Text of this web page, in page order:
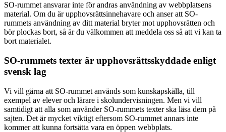
SO-rummet ansvarar inte för andras användning av webbplatsens
material. Om du är upphovsrättsinnehavare och anser att SO-
rummets användning av ditt material bryter mot upphovsrätten och
bör plockas bort, så är du välkommen att meddela oss så att vi kan ta
bort materialet.
SO-rummets texter är upphovsrättsskyddade enligt
svensk lag
Vi vill gärna att SO-rummet används som kunskapskälla, till
exempel av elever och lärare i skolundervisningen. Men vi vill
samtidigt att alla som använder SO-rummets texter ska läsa dem på
sajten. Det är mycket viktigt eftersom SO-rummet annars inte
kommer att kunna fortsätta vara en öppen webbplats.